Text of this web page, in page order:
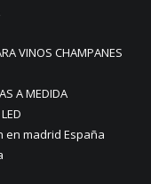
VINOS CHAMPANES
A MEDIDA
en madrid España